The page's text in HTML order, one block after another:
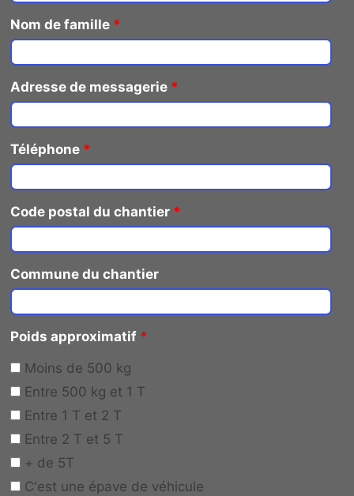
Nom de famille *
Adresse de messagerie *
Téléphone *
Code postal du chantier *
Commune du chantier
Poids approximatif *
Moins de 500 kg
Entre 500 kg et 1 T
Entre 1 T et 2 T
Entre 2 T et 5 T
+ de 5T
C'est une épave de véhicule